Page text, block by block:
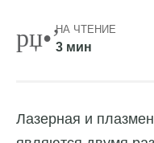
НА ЧТЕНИЕ
3 мин
Лазерная и